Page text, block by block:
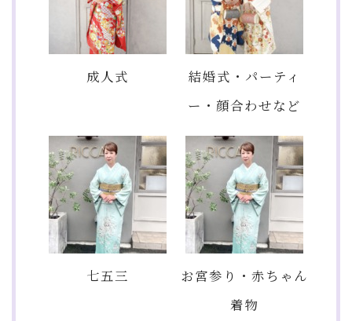
成人式
結婚式・パーティ
ー・顔合わせなど
七五三
お宮参り・赤ちゃん
着物